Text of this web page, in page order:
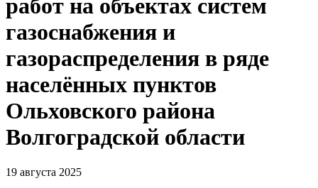
работ на объектах систем
газоснабжения и
газораспределения в ряде
населённых пунктов
Ольховского района
Волгоградской области
19 августа 2025